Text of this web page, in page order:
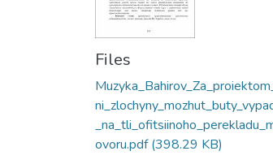
Files
ovoru.pdf(398.29 KB)